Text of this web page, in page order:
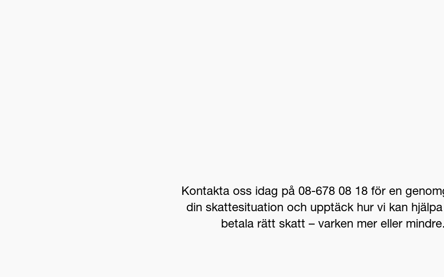
Kontakta oss idag på 08-678 08 18 för en
din skattesituation och upptäck hur vi kan
betala rätt skatt – varken mer eller